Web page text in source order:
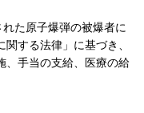
た原子爆弾の被爆者に
する法律」に基づき、
、手当の支給、医療の給